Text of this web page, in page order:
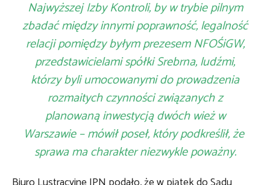
Najwyższej Izby Kontroli, by w trybie pilnym
zbadać między innymi poprawność, legalność
relacji pomiędzy byłym prezesem NFOŚiGW,
przedstawicielami spółki Srebrna, ludźmi,
którzy byli umocowanymi do prowadzenia
rozmaitych czynności związanych z
planowaną inwestycją dwóch wież w
Warszawie – mówił poseł, który podkreślił, że
sprawa ma charakter niezwykle poważny.